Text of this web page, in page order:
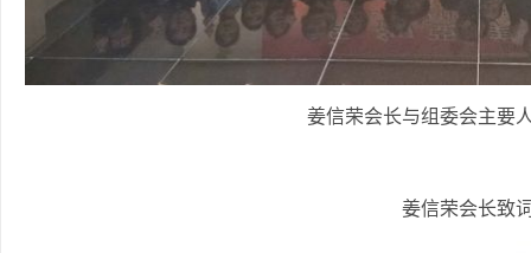
姜信荣会长与组委会主要
姜信荣会长致